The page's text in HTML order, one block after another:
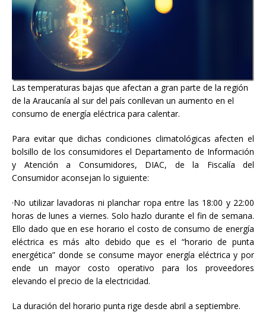
Las temperaturas bajas que afectan a gran parte de la región
de la Araucanía al sur del país conllevan un aumento en el
consumo de energía eléctrica para calentar.
Para evitar que dichas condiciones climatológicas afecten el
bolsillo de los consumidores el Departamento de Información
y Atención a Consumidores, DIAC, de la Fiscalía del
Consumidor aconsejan lo siguiente:
·No utilizar lavadoras ni planchar ropa entre las 18:00 y 22:00
horas de lunes a viernes. Solo hazlo durante el fin de semana.
Ello dado que en ese horario el costo de consumo de energía
eléctrica es más alto debido que es el “horario de punta
energética” donde se consume mayor energía eléctrica y por
ende un mayor costo operativo para los proveedores
elevando el precio de la electricidad.
La duración del horario punta rige desde abril a septiembre.